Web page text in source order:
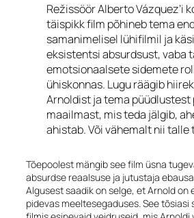
Režissöör Alberto Vázquez’i
täispikk film põhineb tema
samanimelisel lühifilmil ja
eksistentsi absurdsust, vaba
emotsionaalsete sidemete
ühiskonnas. Lugu räägib
Arnoldist ja tema püüdlustest
maailmast, mis teda jälgib,
ahistab. Või vähemalt nii talle
Tõepoolest mängib see film üsna
absurdse reaalsuse ja jutustaja
Algusest saadik on selge, et Arnold on
pidevas meeltesegaduses. See tõsiasi